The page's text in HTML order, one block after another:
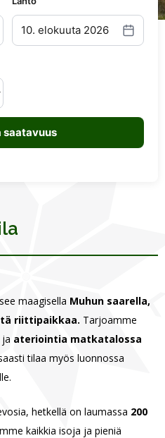
10. elokuuta 2026
saatavuus
maagisella Muhun saarella,
riittipaikkaa. Tarjoamme
ja ateriointia matkatalossa
tilaa myös luonnossa
hetkellä on laumassa 200
kaikkia isoja ja pieniä